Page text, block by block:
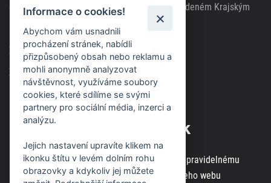
Společnost zapsána v obchodním rejstříku vedeném Krajským
soudem v Brně, spisová značka C63717
Zásady použití cookies
Zásady ochrany osobních údajů
Odběr novinek
Zaregistrujte svou e-mailovou adresu k pravidelnému
odběru aktuálních informací z našeho webu
Informace o cookies!
Abychom vám usnadnili
procházení stránek, nabídli
přizpůsobený obsah nebo reklamu a
mohli anonymně analyzovat
návštěvnost, využíváme soubory
cookies, které sdílíme se svými
partnery pro sociální média, inzerci a
analýzu.
Jejich nastavení upravíte klikem na
ikonku štítu v levém dolním rohu
obrazovky a kdykoliv jej můžete